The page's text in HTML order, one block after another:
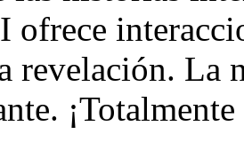
ofrece
revelación. La